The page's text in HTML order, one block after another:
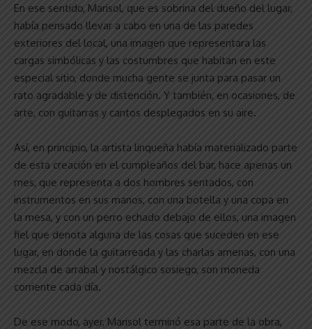
En ese sentido, Marisol, que es sobrina del dueño del lugar,
había pensado llevar a cabo en una de las paredes
exteriores del local, una imagen que representara las
cargas simbólicas y las costumbres que habitan en este
especial sitio, donde mucha gente se junta para pasar un
rato agradable y de distención. Y también, en ocasiones, de
arte, con guitarras y cantos desplegados en su aire.
Así, en principio, la artista linqueña había materializado parte
de esta creación en el cumpleaños del bar, hace apenas un
mes, que representa a dos hombres sentados, con
instrumentos en sus manos, con una botella y una copa en
la mesa, y con un perro echado debajo de ellos, una imagen
fiel que denota alguna de las cosas que suceden en ese
lugar, en donde la guitarreada y las charlas amenas, con una
mezcla de arrabal y nostálgico sosiego, son moneda
corriente cada día.
De ese modo, ayer, Marisol terminó esa parte de la obra,